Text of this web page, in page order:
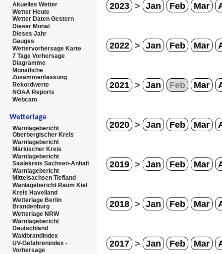
Akuelles Wetter
Wetter Heute
Wetter Daten Gestern
Dieser Monat
Dieses Jahr
Gauges
Wettervorhersage Karte
7 Tage Vorhersage
Diagramme
Monatliche
Zusammenfassung
Rekordwerte
NOAA Reports
Webcam
Wetterlage
Warnlagebericht
Oberbergischer Kreis
Warnlagebericht
Märkischer Kreis
Warnlagebericht
Saalekreis Sachsen-Anhalt
Warnlagebericht
Mittelsachsen Tiefland
Wanlagebericht Raum Kiel
Kreis Havelland
Wetterlage Berlin
Brandenburg
Wetterlage NRW
Warnlagebericht
Deutschland
Waldbrandindex
UV-Gefahrenindex -
Vorhersage
2023 > Jan Feb Mar
2022 > Jan Feb Mar
2021 > Jan Feb Mar
2020 > Jan Feb Mar
2019 > Jan Feb Mar
2018 > Jan Feb Mar
2017 > Jan Feb Mar